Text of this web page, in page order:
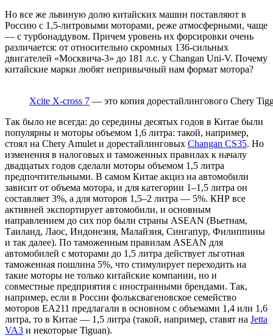
Но все же львиную долю китайских машин поставляют в
Россию с 1,5-литровыми моторами, реже атмосферными, чаще
— с турбонаддувом. Причем уровень их форсировки очень
различается: от относительно скромных 136-сильных
двигателей «Москвича-3» до 181 л.с. у Changan Uni-V. Почему
китайские марки любят непривычный нам формат мотора?
Xcite X-cross 7 — это копия дорестайлингового Chery
Так было не всегда: до середины десятых годов в Китае были
популярны и моторы объемом 1,6 литра: такой, например,
стоял на Chery Amulet и дорестайлинговых Changan CS35. Но
изменения в налоговых и таможенных правилах к началу
двадцатых годов сделали моторы объемом 1,5 литра
предпочтительными. В самом Китае акциз на автомобили
зависит от объема мотора, и для категории 1–1,5 литра он
составляет 3%, а для моторов 1,5–2 литра — 5%. КНР все
активней экспортирует автомобили, и основным
направлением до сих пор были страны ASEAN (Вьетнам,
Таиланд, Лаос, Индонезия, Малайзия, Сингапур, Филиппины
и так далее). По таможенным правилам ASEAN для
автомобилей с моторами до 1,5 литра действует льготная
таможенная пошлина 5%, что стимулирует переходить на
такие моторы не только китайские компании, но и
совместные предприятия с иностранными брендами. Так,
например, если в России фольксвагеновское семейство
моторов EA211 предлагали в основном с объемами 1,4 или 1,6
литра, то в Китае — 1,5 литра (такой, например, ставят на Jetta
VA3 и некоторые Tiguan).